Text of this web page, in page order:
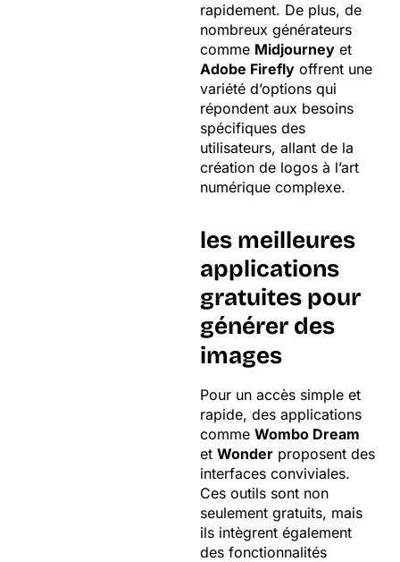
rapidement. De plus, de
nombreux générateurs
comme Midjourney et
Adobe Firefly offrent une
variété d’options qui
répondent aux besoins
spécifiques des
utilisateurs, allant de la
création de logos à l’art
numérique complexe.
les meilleures
applications
gratuites pour
générer des
images
Pour un accès simple et
rapide, des applications
comme Wombo Dream
et Wonder proposent des
interfaces conviviales.
Ces outils sont non
seulement gratuits, mais
ils intègrent également
des fonctionnalités